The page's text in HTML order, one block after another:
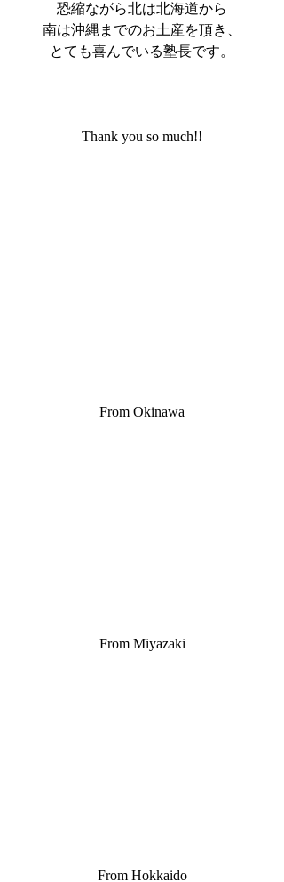
恐縮ながら北は北海道から
南は沖縄までのお土産を頂き、
とても喜んでいる塾長です。
Thank you so much!!
From Okinawa
From Miyazaki
From Hokkaido